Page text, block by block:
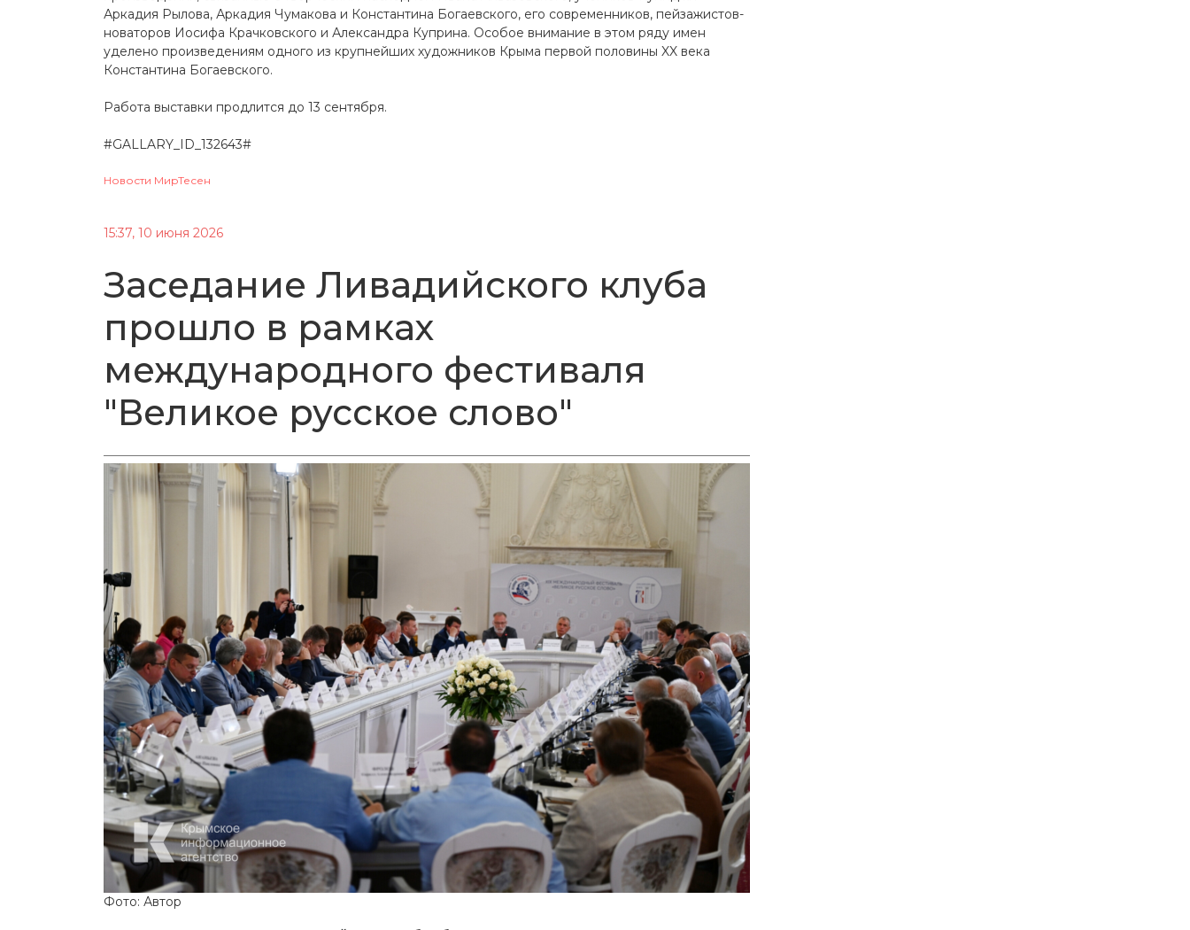
Аркадия Рылова, Аркадия Чумакова и Константина Богаевского, его современников, пейзажистов-
новаторов Иосифа Крачковского и Александра Куприна. Особое внимание в этом ряду имен
уделено произведениям одного из крупнейших художников Крыма первой половины XX века
Константина Богаевского.
Работа выставки продлится до 13 сентября.
#GALLARY_ID_132643#
Новости МирТесен
15:37, 10 июня 2026
Заседание Ливадийского клуба
прошло в рамках
международного фестиваля
"Великое русское слово"
Фото: Автор